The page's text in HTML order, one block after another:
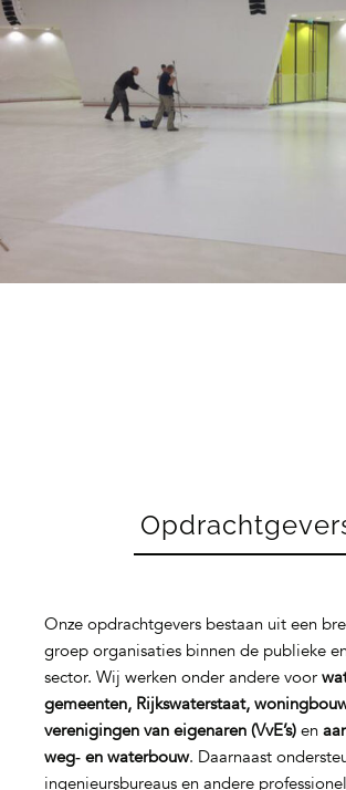
Onze opdrachtgevers bestaan uit een
groep organisaties binnen de publieke
sector. Wij werken onder andere voor
gemeenten, Rijkswaterstaat,
verenigingen van eigenaren (VvE’s)en
weg‑ en waterbouw. Daarnaast
ingenieursbureaus en andere